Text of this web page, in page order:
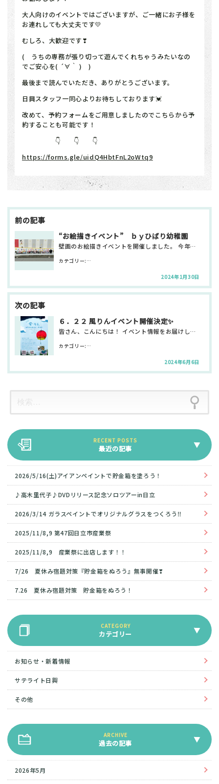
大人向けのイベントではございますが、ご一緒にお子様を
お連れしても大丈夫です💛
むしろ、大歓迎です❣
( うちの専務が張り切って遊んでくれちゃうみたいなの
でご安心を( ´∀｀ ) )
最後まで読んでいただき、ありがとうございます。
日興スタッフ一同心よりお待ちしております💓
改めて、予約フォームをご用意しましたのでこちらから予
約することも可能です！
👇 👇 👇
https://forms.gle/uidQ4HbtFnL2oWtq9
投
“お絵描きイベント” ｂｙひばり幼稚園
壁画のお絵描きイベントを開催しました。 今年はひばり幼稚園の可愛い園児たち(年長さん・年中さん)に参…
カテゴリー:
2024年1月30日
６．２２ 風りんイベント開催決定✨
皆さん、こんにちは！ イベント情報をお届けします。 前回のイベントは大人向けで❝ アイアンペイントを…
カテゴリー:
2024年6月6日
最近の記事
2026/5/16(土)アイアンペイントで貯金箱を塗ろう！
♪高木里代子♪DVDリリース記念ソロツアーin日立
2026/3/14 ガラスペイントでオリジナルグラスをつくろう‼
2025/11/8,9 第47回日立市産業祭
2025/11/8,9 産業祭に出店します！！
7/26 夏休み宿題対策『貯金箱をぬろう』無事開催❣
7.26 夏休み宿題対策 貯金箱をぬろう！
カテゴリー
お知らせ・新着情報
サテライト日興
その他
過去の記事
2026年5月